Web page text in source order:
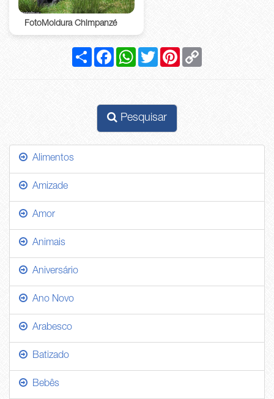
FotoMoldura Chimpanzé
CompartilharFacebookWhatsApp
Twitter Pinterest
Pesquisar
Alimentos
Amizade
Amor
Animais
Aniversário
Ano Novo
Arabesco
Batizado
Bebês